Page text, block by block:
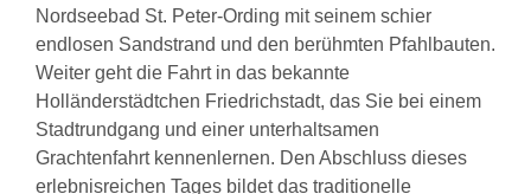
Nordseebad St. Peter-Ording mit seinem schier
endlosen Sandstrand und den berühmten Pfahlbauten.
Weiter geht die Fahrt in das bekannte
Holländerstädtchen Friedrichstadt, das Sie bei einem
Stadtrundgang und einer unterhaltsamen
Grachtenfahrt kennenlernen. Den Absch luss dieses
erlebnisreichen Tages bildet das traditionelle